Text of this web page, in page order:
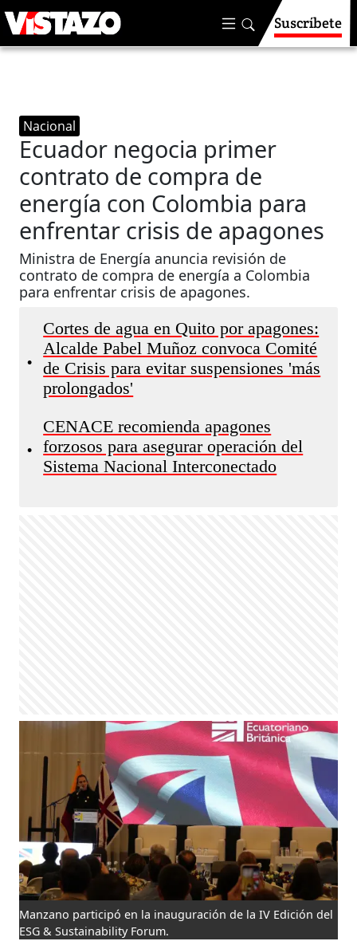
Suscríbete
Nacional
Ecuador negocia primer
contrato de compra de
energía con Colombia para
enfrentar crisis de apagones
Ministra de Energía anuncia revisión de
contrato de compra de energía a Colombia
para enfrentar crisis de apagones.
•
Cortes de agua en Quito por apagones:
Alcalde Pabel Muñoz convoca Comité
de Crisis para evitar suspensiones 'más
prolongados'
•
CENACE recomienda apagones
forzosos para asegurar operación del
Sistema Nacional Interconectado
Manzano participó en la inauguración de la IV Edición del
ESG & Sustainability Forum.